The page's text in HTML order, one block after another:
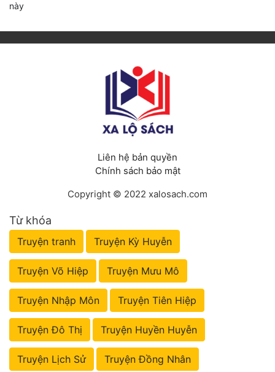
này
Liên hệ bản quyền
Chính sách bảo mật
Copyright © 2022 xalosach.com
Từ khóa
Truyện tranh Truyện Kỳ Huyễn
Truyện Võ Hiệp Truyện Mưu Mô
Truyện Nhập Môn Truyện Tiên Hiệp
Truyện Đô Thị Truyện Huyền Huyễn
Truyện Lịch Sử Truyện Đồng Nhân